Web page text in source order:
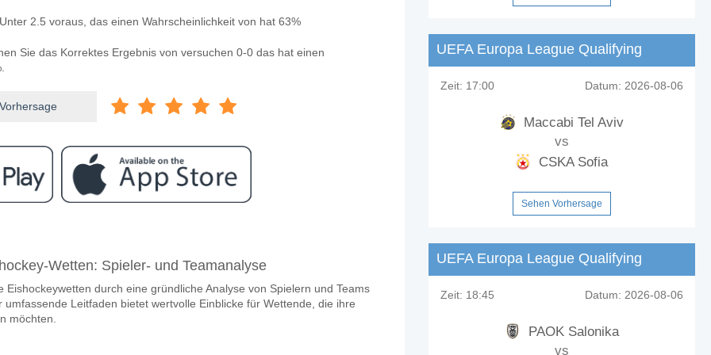
2.5 voraus, das einen Wahrscheinlichkeit von hat 63%
Sie das Korrektes Ergebnis von versuchen 0-0 das hat einen
FK Teplice 12 May 2026 16:30.
zwischen dem zu gewinnen ist FC Zlin v FK Teplice?
eine Wahrscheinlichkeit von 35%.
Spiel punkten FC Zlin v FK Teplice?
Wetten: Spieler- und Teamanalyse
Eishockeywetten durch eine gründliche Analyse von Spielern und Teams
Leitfaden bietet wertvolle Einblicke für Wettende, die ihre
möchten.
UEFA Europa League Qualifying
Zeit: 17:00 Datum: 2026-08-06
Maccabi Tel Aviv
vs
CSKA Sofia
Sehen Vorhersage
UEFA Europa League Qualifying
Zeit: 18:45 Datum: 2026-08-06
PAOK Salonika
vs